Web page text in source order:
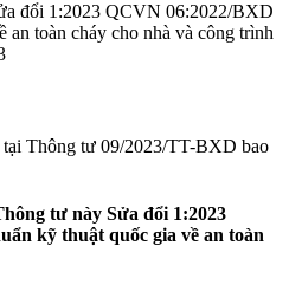
đổi 1:2023 QCVN 06:2022/BXD
an toàn cháy cho nhà và công trình
Thông tư 09/2023/TT-BXD bao
tư này Sửa đổi 1:2023
kỹ thuật quốc gia về an toàn